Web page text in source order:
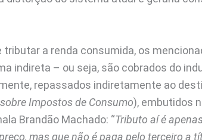
tributar a renda consumida, os
indireta – ou seja, são cobrados do
repassados indiretamente ao
Impostos de Consumo), embutidos
Brandão Machado: “Tributo aí é
mas que não é paga pelo terceiro a